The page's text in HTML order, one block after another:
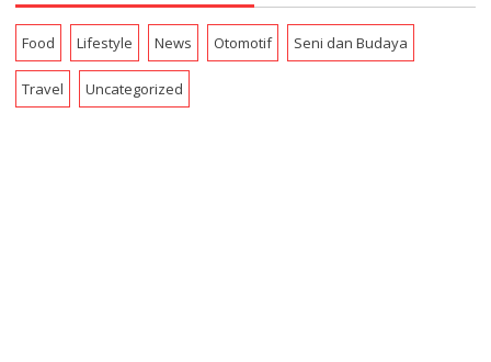
Food Lifestyle News Otomotif Seni dan Budaya
Travel Uncategorized